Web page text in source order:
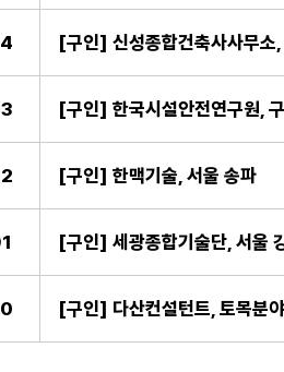
[구인] 신성종합건축사사무소
[구인] 한국시설안전연구원,
[구인] 한맥기술, 서울 송파
[구인] 세광종합기술단, 서울
[구인] 다산컨설턴트, 토목분